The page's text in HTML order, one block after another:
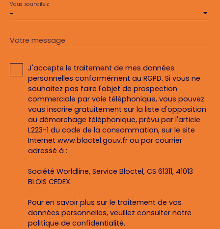
-
Vous souhaitez
Votre message
J'accepte le traitement de mes données
personnelles conformément au RGPD. Si vous ne
souhaitez pas faire l'objet de prospection
commerciale par voie téléphonique, vous pouvez
vous inscrire gratuitement sur la liste d'opposition
au démarchage téléphonique, prévu par l'article
L223-1 du code de la consommation, sur le site
Internet www.bloctel.gouv.fr ou par courrier
adressé à :
Société Worldline, Service Bloctel, CS 61311, 41013
BLOIS CEDEX.
Pour en savoir plus sur le traitement de vos
données personnelles, veuillez consulter notre
politique de confidentialité.